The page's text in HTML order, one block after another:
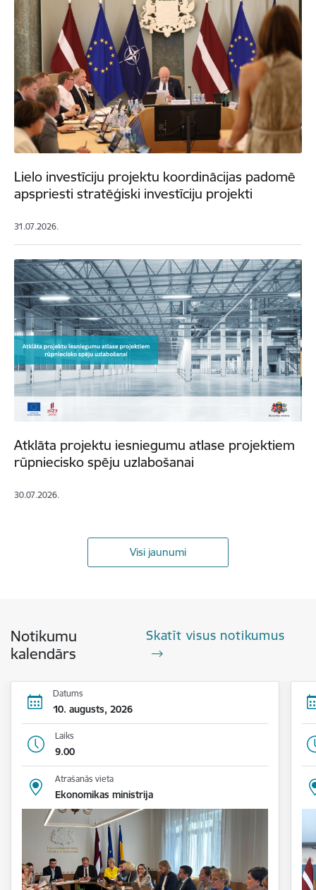
Lielo investīciju projektu koordinācijas padomē
apspriesti stratēģiski investīciju projekti
31.07.2026.
Atklāta projektu iesniegumu atlase projektiem
rūpniecisko spēju uzlabošanai
30.07.2026.
Visi jaunumi
Notikumu
kalendārs
Skatīt visus notikumus
Datums
10. augusts, 2026
Laiks
9.00
Atrašanās vieta
Ekonomikas ministrija